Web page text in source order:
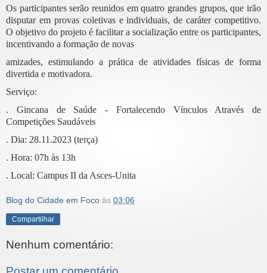
Os participantes serão reunidos em quatro grandes grupos, que irão
disputar em provas coletivas e individuais, de caráter competitivo.
O objetivo do projeto é facilitar a socialização entre os participantes,
incentivando a formação de novas
amizades, estimulando a prática de atividades físicas de forma
divertida e motivadora.
Serviço:
. Gincana de Saúde - Fortalecendo Vínculos Através de
Competições Saudáveis
. Dia: 28.11.2023 (terça)
. Hora: 07h às 13h
. Local: Campus II da Asces-Unita
Blog do Cidade em Foco às 03:06
Compartilhar
Nenhum comentário: